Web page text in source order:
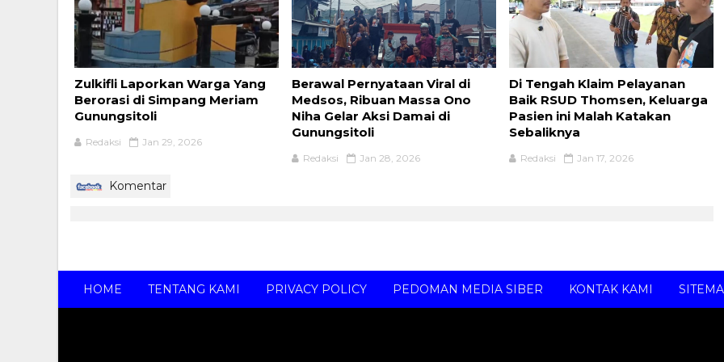
Zulkifli Laporkan Warga Yang
Berorasi di Simpang Meriam
Gunungsitoli
Redaksi Jan 29, 2026
Berawal Pernyataan Viral di
Medsos, Ribuan Massa Ono
Niha Gelar Aksi Damai di
Gunungsitoli
Redaksi Jan 28, 2026
Di Tengah Klaim Pelayanan
Baik RSUD Thomsen, Keluarga
Pasien ini Malah Katakan
Sebaliknya
Redaksi Jan 17, 2026
Komentar
HOME TENTANG KAMI PRIVACY POLICY PEDOMAN MEDIA SIBER KONTAK KAMI